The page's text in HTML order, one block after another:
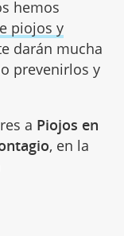
hemos
piojos y
darán mucha
prevenirlos y
a Piojos en
, en la